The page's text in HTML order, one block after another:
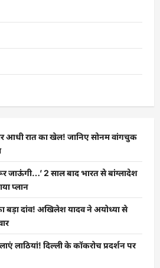
आधी रात का खेल! जानिए सोनम वांगचुक
जाऊंगी…’ 2 साल बाद भारत से बांग्लादेश
प्लान
बड़ा दांव! अखिलेश यादव ने अयोध्या से
लाठियां! दिल्ली के कॉकरोच प्रदर्शन पर